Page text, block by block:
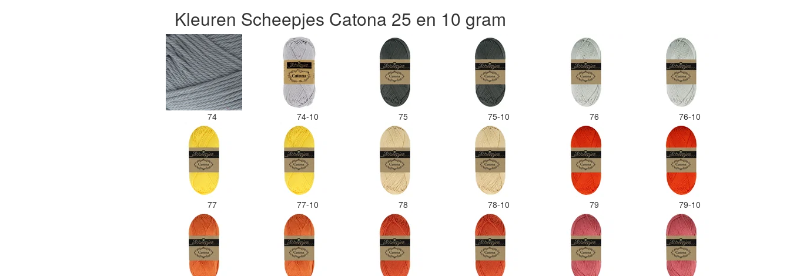
Kleuren Scheepjes Catona 25 en 10 gram
74 74-10 75 75-10 76 76-10
77 77-10 78 78-10 79 79-10